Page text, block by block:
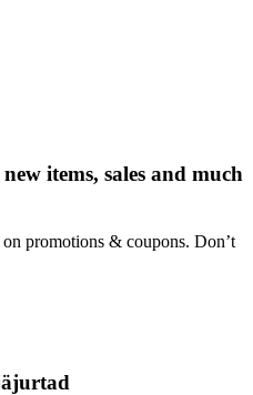
items, sales and much
promotions & coupons. Don’t